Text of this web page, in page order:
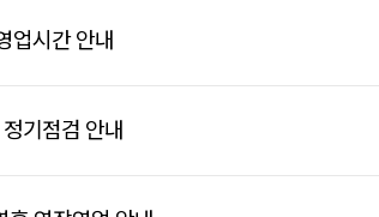
업시간 안내
기점검 안내